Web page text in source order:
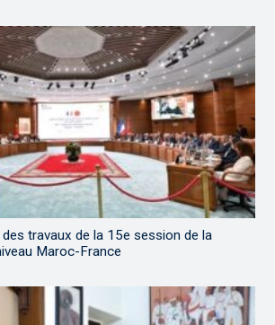
travaux de la 15e session de la
Maroc-France